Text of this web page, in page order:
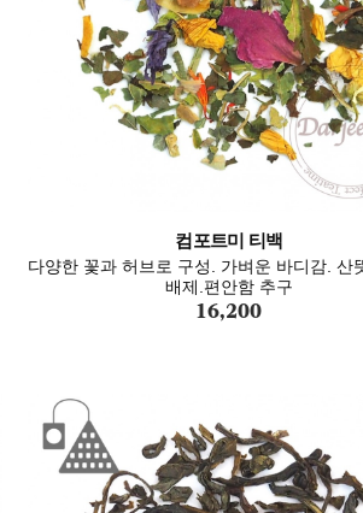
컴포트미 티백
다양한 꽃과 허브로 구성. 가벼운 바디감. 산
배제.편안함 추구
16,200